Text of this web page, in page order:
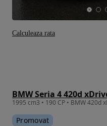
BMW Seria 4 420d
1995 cm3 • 190 CP • BMW 420d
Promovat
Calculeaza rata